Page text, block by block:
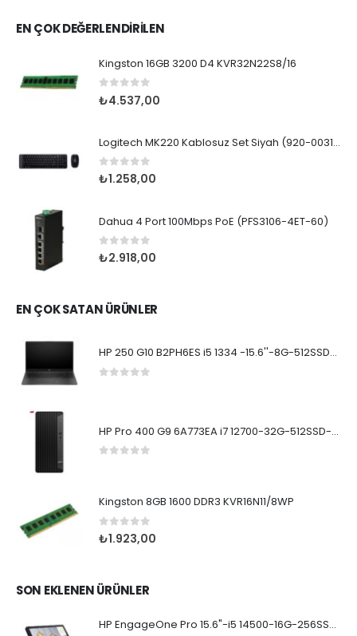
EN ÇOK DEĞERLENDİRİLEN
Kingston 16GB 3200 D4 KVR32N22S8/16
0 5 üzerinden
₺4.537,00
Logitech MK220 Kablosuz Set Siyah (920-003163)
0 5 üzerinden
₺1.258,00
Dahua 4 Port 100Mbps PoE (PFS3106-4ET-60)
0 5 üzerinden
₺2.918,00
EN ÇOK SATAN ÜRÜNLER
HP 250 G10 B2PH6ES i5 1334 -15.6''-8G-512SSD-Dos
HP Pro 400 G9 6A773EA i7 12700-32G-512SSD-W11Pro
Kingston 8GB 1600 DDR3 KVR16N11/8WP
0 5 üzerinden
₺1.923,00
SON EKLENEN ÜRÜNLER
HP EngageOne Pro 15.6"-i5 14500-16G-256SSD-OST W11